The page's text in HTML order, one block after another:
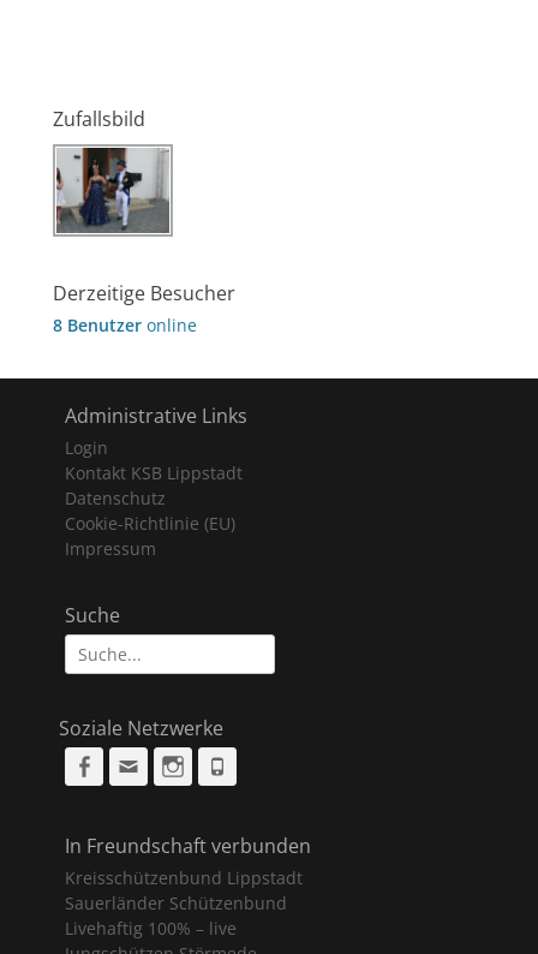
Zufallsbild
Derzeitige Besucher
8 Benutzer online
Administrative Links
Login
Kontakt KSB Lippstadt
Datenschutz
Cookie-Richtlinie (EU)
Impressum
Suche
Suche
nach:
Soziale Netzwerke
Facebook
Email Instagram
In Freundschaft verbunden
Kreisschützenbund Lippstadt
Sauerländer Schützenbund
Livehaftig 100% – live